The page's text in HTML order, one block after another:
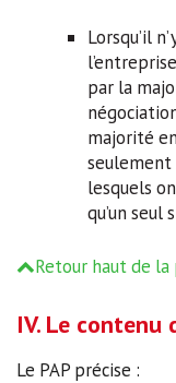
Lorsqu’il
par la
majorité
seulement
lesquels
qu’un seul
Retour haut de la
IV. Le contenu
Le PAP précise :